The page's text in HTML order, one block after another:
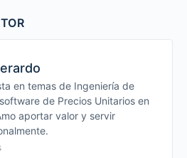
en temas de Ingeniería de
de Precios Unitarios en
aportar valor y servir